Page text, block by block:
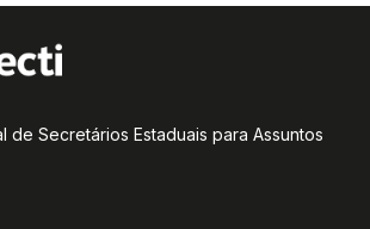
de Secretários Estaduais para Assuntos